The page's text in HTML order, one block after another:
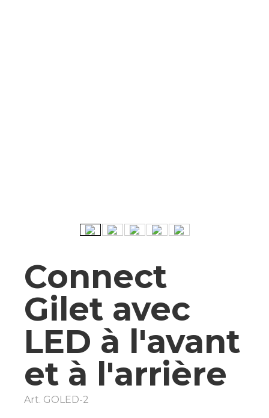
Connect
Gilet avec
LED à l'avant
et à l'arrière
Art. GOLED-2